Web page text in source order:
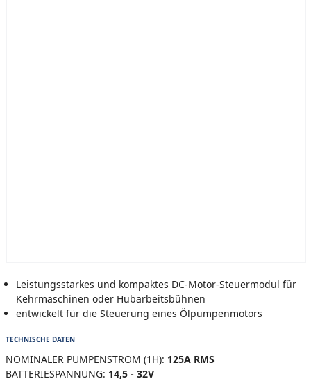
Leistungsstarkes und kompaktes DC-Motor-Steuermodul für
Kehrmaschinen oder Hubarbeitsbühnen
entwickelt für die Steuerung eines Ölpumpenmotors
TECHNISCHE DATEN
NOMINALER PUMPENSTROM (1H): 125A RMS
BATTERIESPANNUNG: 14,5 - 32V